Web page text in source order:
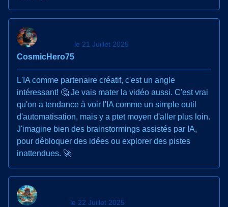
CosmicHero75
le 21 Juillet 2025
L'IA comme partenaire créatif, c'est un angle
intéressant! 🤔 Je vais mater la vidéo aussi. C'est vrai
qu'on a tendance à voir l'IA comme un simple outil
d'automatisation, mais y a ptet moyen d'aller plus loin.
J'imagine bien des brainstormings assistés par IA,
pour débloquer des idées ou explorer des pistes
inattendues. 🚀
le 22 Juillet 2025